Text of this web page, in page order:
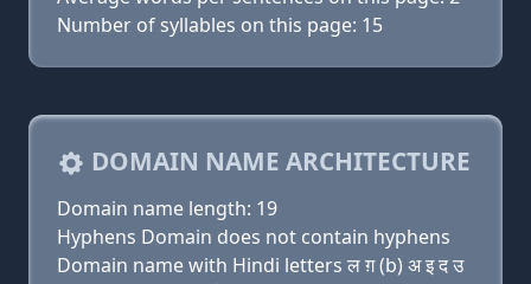
Number of syllables on this page: 15
DOMAIN NAME ARCHITECTURE
Domain name length: 19
Hyphens Domain does not contain hyphens
Domain name with Hindi letters ल ग़ (b) अ इ द उ